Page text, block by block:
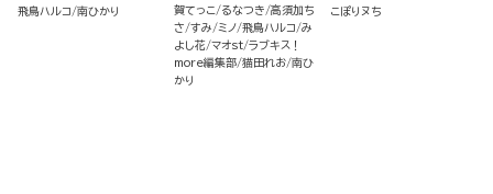
着ヤバ男でした!?（分冊
飛鳥ハルコ 南ひかり
賀てっこ
るなつき 高須加ち
さ すみ ミノ 飛鳥ハルコ み
よし花 マオst ラブキス！
more編集部 猫田れお 南ひ
かり
ちゃって… （2）
こぽりヌち